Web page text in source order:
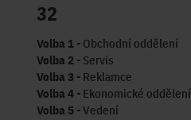
32
Volba 1 - Obchodní oddělení
Volba 2 - Servis
Volba 3 - Reklamce
Volba 4 - Ekonomické oddělení
Volba 5 - Vedení